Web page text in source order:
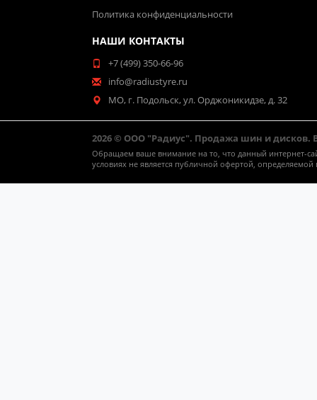
Политика конфиденциальности
НАШИ КОНТАКТЫ
+7 (499) 350-66-96
info@radiustyre.ru
МО, г. Подольск, ул. Орджоникидзе, д. 32
2026 © ООО "Радиус". Продажа шин и дисков.
Обращаем ваше внимание на то, что данный интернет-
условиях не является публичной офертой,